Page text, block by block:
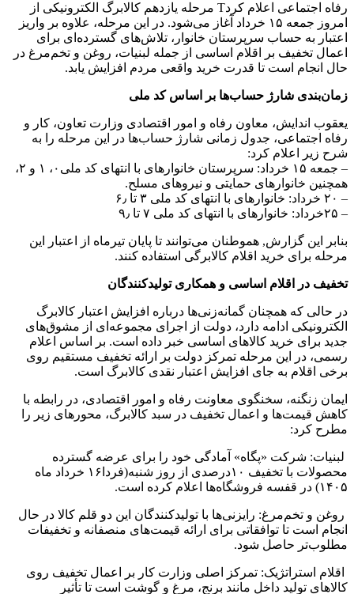
رفاه اجتماعی اعلام کردT مرحله یازدهم کالابرگ الکترونیکی از
امروز جمعه ۱۵ خرداد آغاز می‌شود. در این مرحله، علاوه بر واریز
اعتبار به حساب سرپرستان خانوار، تلاش‌های گسترده‌ای برای
اعمال تخفیف بر اقلام اساسی از جمله لبنیات، روغن و تخم‌مرغ در
حال انجام است تا قدرت خرید واقعی مردم افزایش یابد.
زمان‌بندی شارژ حساب‌ها بر اساس کد ملی
یعقوب اندایش، معاون رفاه و امور اقتصادی وزارت تعاون، کار و
رفاه اجتماعی، جدول زمانی شارژ حساب‌ها در این مرحله را به
شرح زیر اعلام کرد:
– جمعه ۱۵ خرداد: سرپرستان خانوارهای با انتهای کد ملی۰، ۱ و ۲،
همچنین خانوارهای حمایتی و نیروهای مسلح.
– ۲۰ خرداد: خانوارهای با انتهای کد ملی ۳ تا ۶٫
– ۲۵خرداد: خانوارهای با انتهای کد ملی ۷ تا ۹٫
بنابر این گزارش, هموطنان می‌توانند تا پایان تیرماه از اعتبار این
مرحله برای خرید اقلام کالابرگی استفاده کنند.
تخفیف در اقلام اساسی و همکاری تولیدکنندگان
در حالی که همچنان گمانه‌زنی‌ها درباره افزایش اعتبار کالابرگ
الکترونیکی ادامه دارد، دولت از اجرای مجموعه‌ای از مشوق‌های
جدید برای خرید کالاهای اساسی خبر داده است. بر اساس اعلام
رسمی، در این مرحله تمرکز دولت بر ارائه تخفیف مستقیم روی
برخی اقلام به جای افزایش اعتبار نقدی کالابرگ است.
ایمان زنگنه، سخنگوی معاونت رفاه و امور اقتصادی، در رابطه با
کاهش قیمت‌ها و اعمال تخفیف در سبد کالابرگ، محورهای زیر را
مطرح کرد:
لبنیات: شرکت «پگاه» آمادگی خود را برای عرضه گسترده
محصولات با تخفیف ۱۰درصدی از روز شنبه(فردا۱۶ خرداد ماه
۱۴۰۵) در قفسه فروشگاه‌ها اعلام کرده است.
روغن و تخم‌مرغ: رایزنی‌ها با تولیدکنندگان این دو قلم کالا در حال
انجام است تا توافقاتی برای ارائه قیمت‌های منصفانه و تخفیفات
مطلوب‌تر حاصل شود.
اقلام استراتژیک: تمرکز اصلی وزارت کار بر اعمال تخفیف روی
کالاهای تولید داخل مانند برنج، مرغ و گوشت است تا تأثیر